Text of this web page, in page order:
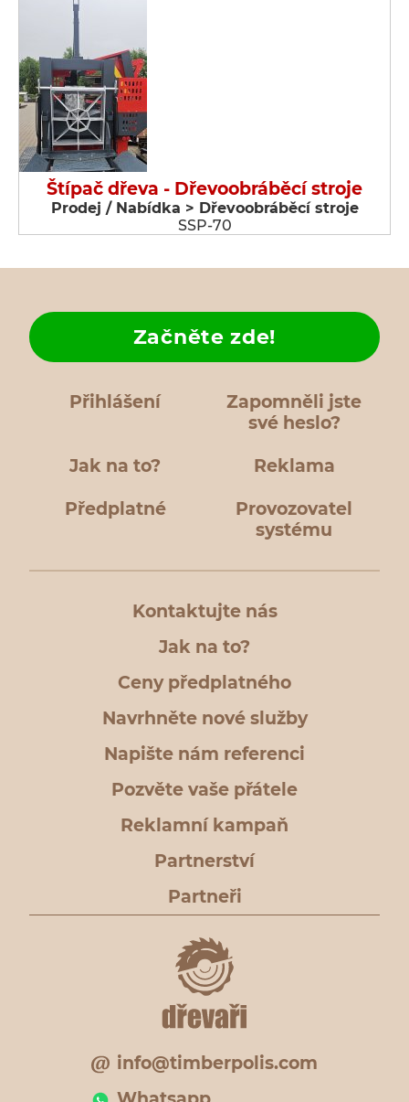
Štípač dřeva - Dřevoobráběcí stroje
Prodej / Nabídka > Dřevoobráběcí stroje
SSP-70
Přihlášení
Zapomněli jste
své heslo?
Jak na to?
Začněte zde!
Reklama
Předplatné
Provozovatel
systému
Kontaktujte nás
Jak na to?
Ceny předplatného
Navrhněte nové služby
Napište nám referenci
Pozvěte vaše přátele
Reklamní kampaň
Partnerství
Partneři
info@timberpolis.com